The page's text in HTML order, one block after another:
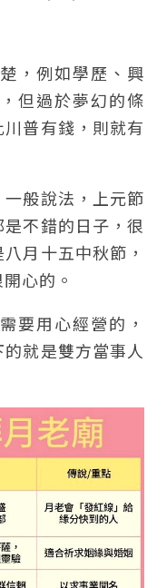
，例如學歷、興
但過於夢幻的條
普有錢，則就有
般說法，上元節
是不錯的日子，很
月十五中秋節，
心的。
要用心經營的，
就是雙方當事人